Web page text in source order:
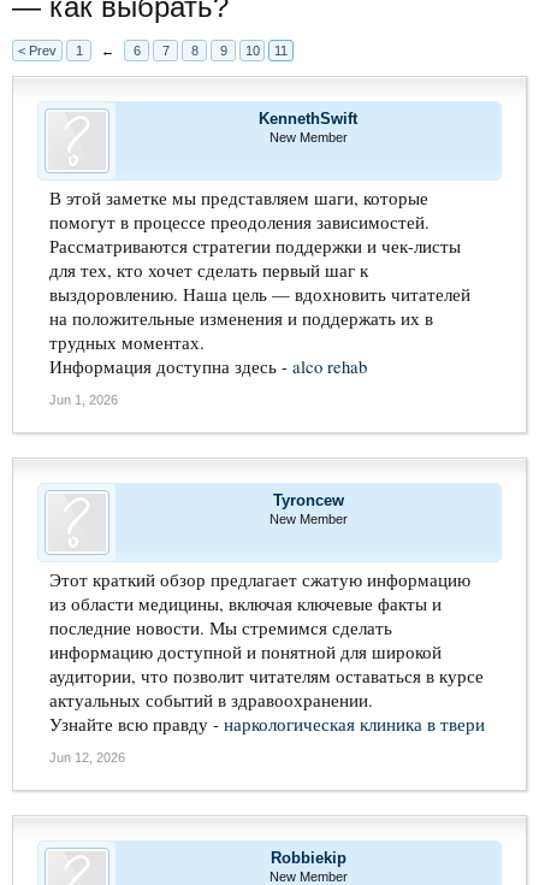
— как выбрать?
< Prev 1 ← 6 7 8 9 10 11
KennethSwift
New Member
В этой заметке мы представляем шаги, которые
помогут в процессе преодоления зависимостей.
Рассматриваются стратегии поддержки и чек-листы
для тех, кто хочет сделать первый шаг к
выздоровлению. Наша цель — вдохновить читателей
на положительные изменения и поддержать их в
трудных моментах.
Информация доступна здесь - alco rehab
Jun 1, 2026
Tyroncew
New Member
Этот краткий обзор предлагает сжатую информацию
из области медицины, включая ключевые факты и
последние новости. Мы стремимся сделать
информацию доступной и понятной для широкой
аудитории, что позволит читателям оставаться в курсе
актуальных событий в здравоохранении.
Узнайте всю правду - наркологическая клиника в твери
Jun 12, 2026
Robbiekip
New Member